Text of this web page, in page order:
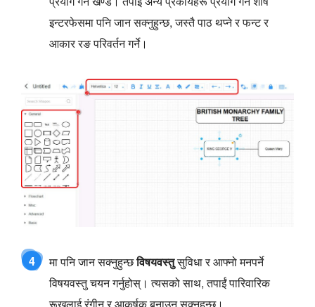
इन्टरफेसमा पनि जान सक्नुहुन्छ, जस्तै पाठ थप्ने र फन्ट र
आकार रङ परिवर्तन गर्ने।
4 मा पनि जान सक्नुहुन्छविषयवस्तुसुविधा र आफ्नो मनपर्ने
विषयवस्तु चयन गर्नुहोस्। त्यसको साथ, तपाईं पारिवारिक
रूखलाई रंगीन र आकर्षक बनाउन सक्नुहुन्छ।